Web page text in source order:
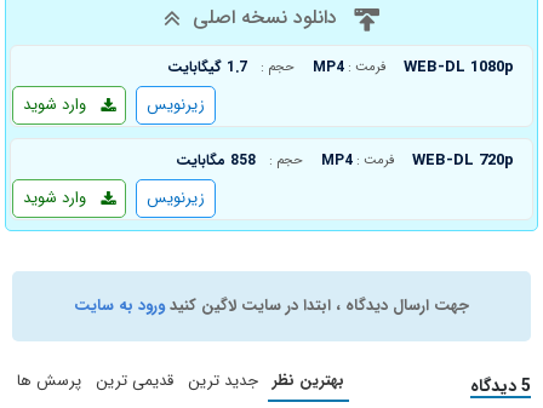
دانلود نسخه اصلی
WEB-DL 1080p فرمت : MP4 حجم : 1.7 گیگابایت
وارد شوید زیرنویس
WEB-DL 720p فرمت : MP4 حجم : 858 مگابایت
وارد شوید زیرنویس
جهت ارسال دیدگاه ، ابتدا در سایت لاگین کنیدورود به سایت
5 دیدگاه بهترین نظر جدید ترین قدیمی ترین پرسش ها